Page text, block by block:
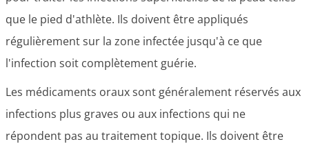
que le pied d'athlète. Ils doivent être appliqués
régulièrement sur la zone infectée jusqu'à ce que
l'infection soit complètement guérie.
Les médicaments oraux sont généralement réservés aux
infections plus graves ou aux infections qui ne
répondent pas au traitement topique. Ils doivent être